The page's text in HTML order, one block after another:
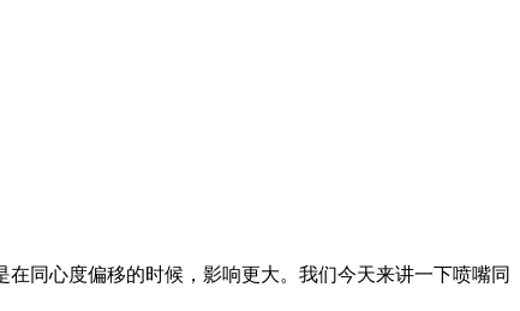
同心度偏移的时候，影响更大。我们今天来讲一下喷嘴同